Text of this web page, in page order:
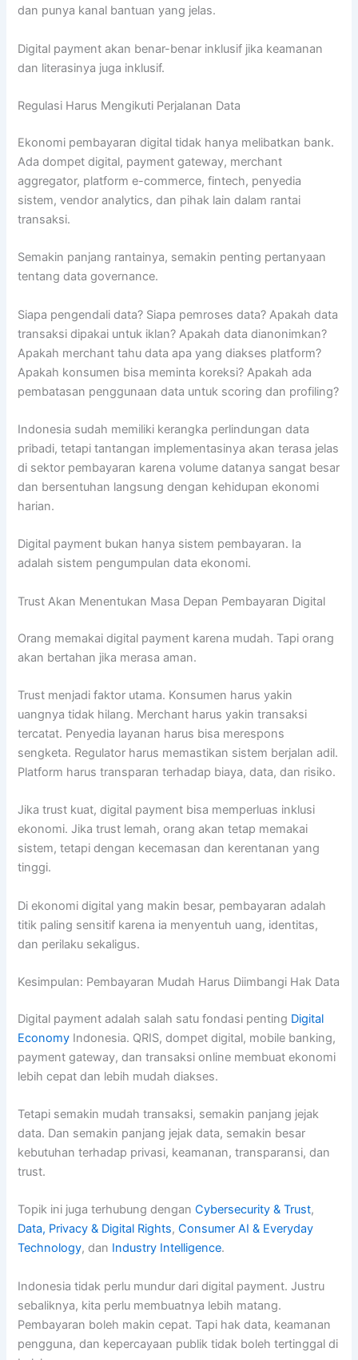
dan punya kanal bantuan yang jelas.
Digital payment akan benar-benar inklusif jika keamanan
dan literasinya juga inklusif.
Regulasi Harus Mengikuti Perjalanan Data
Ekonomi pembayaran digital tidak hanya melibatkan bank.
Ada dompet digital, payment gateway, merchant
aggregator, platform e-commerce, fintech, penyedia
sistem, vendor analytics, dan pihak lain dalam rantai
transaksi.
Semakin panjang rantainya, semakin penting pertanyaan
tentang data governance.
Siapa pengendali data? Siapa pemroses data? Apakah data
transaksi dipakai untuk iklan? Apakah data dianonimkan?
Apakah merchant tahu data apa yang diakses platform?
Apakah konsumen bisa meminta koreksi? Apakah ada
pembatasan penggunaan data untuk scoring dan profiling?
Indonesia sudah memiliki kerangka perlindungan data
pribadi, tetapi tantangan implementasinya akan terasa jelas
di sektor pembayaran karena volume datanya sangat besar
dan bersentuhan langsung dengan kehidupan ekonomi
harian.
Digital payment bukan hanya sistem pembayaran. Ia
adalah sistem pengumpulan data ekonomi.
Trust Akan Menentukan Masa Depan Pembayaran Digital
Orang memakai digital payment karena mudah. Tapi orang
akan bertahan jika merasa aman.
Trust menjadi faktor utama. Konsumen harus yakin
uangnya tidak hilang. Merchant harus yakin transaksi
tercatat. Penyedia layanan harus bisa merespons
sengketa. Regulator harus memastikan sistem berjalan adil.
Platform harus transparan terhadap biaya, data, dan risiko.
Jika trust kuat, digital payment bisa memperluas inklusi
ekonomi. Jika trust lemah, orang akan tetap memakai
sistem, tetapi dengan kecemasan dan kerentanan yang
tinggi.
Di ekonomi digital yang makin besar, pembayaran adalah
titik paling sensitif karena ia menyentuh uang, identitas,
dan perilaku sekaligus.
Kesimpulan: Pembayaran Mudah Harus Diimbangi Hak Data
Digital payment adalah salah satu fondasi penting Digital
Economy Indonesia. QRIS, dompet digital, mobile banking,
payment gateway, dan transaksi online membuat ekonomi
lebih cepat dan lebih mudah diakses.
Tetapi semakin mudah transaksi, semakin panjang jejak
data. Dan semakin panjang jejak data, semakin besar
kebutuhan terhadap privasi, keamanan, transparansi, dan
trust.
Topik ini juga terhubung denganCybersecurity & Trust,
Data, Privacy & Digital Rights,Consumer AI & Everyday
Technology, dan Industry Intelligence.
Indonesia tidak perlu mundur dari digital payment. Justru
sebaliknya, kita perlu membuatnya lebih matang.
Pembayaran boleh makin cepat. Tapi hak data, keamanan
pengguna, dan kepercayaan publik tidak boleh tertinggal di